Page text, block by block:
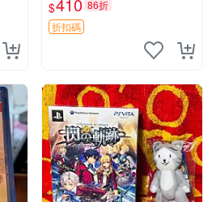
$410 86折
折扣碼